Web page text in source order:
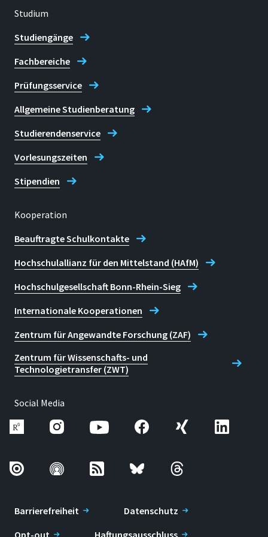
Prof. Dr. Klaus Lehmann
Studium
Studiengänge
Fachbereiche
Prüfungsservice
Allgemeine Studienberatung
Studierendenservice
Vorlesungszeiten
Stipendien
Kooperation
Beauftragte Schulkontakte
Hochschulallianz für den Mittelstand (HAfM)
Hochschulgesellschaft Bonn-Rhein-Sieg
Internationale Kooperationen
Zentrum für Angewandte Forschung (ZAF)
Zentrum für Wissenschafts- und
Technologietransfer (ZWT)
Social Media
Barrierefreiheit
Datenschutz